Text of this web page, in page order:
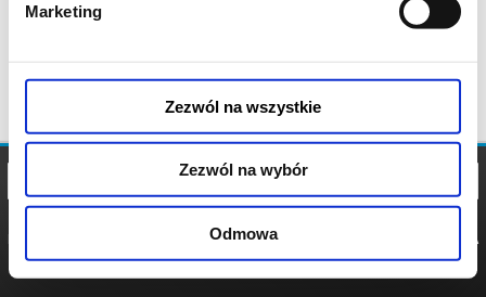
Marketing
Zezwól na wszystkie
Zezwól na wybór
Odmowa
POLITYKA
POLITYKA